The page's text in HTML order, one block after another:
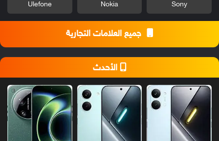
Sony
Nokia
Ulefone
جميع العلامات التجارية
الأحدث